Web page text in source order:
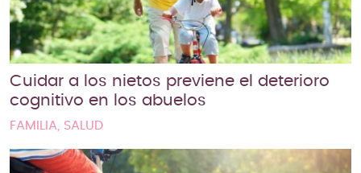
Cuidar a los nietos previene el deterioro
cognitivo en los abuelos
FAMILIA, SALUD